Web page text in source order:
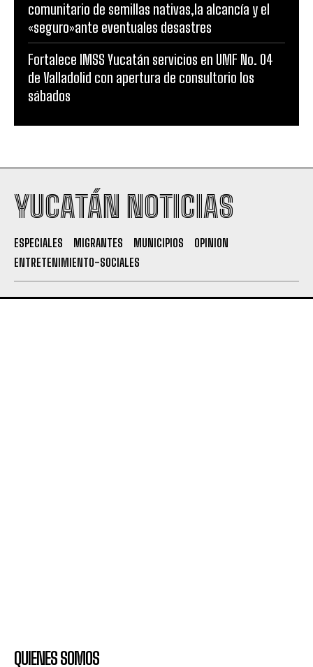
comunitario de semillas nativas,la alcancía y el
«seguro»ante eventuales desastres
Fortalece IMSS Yucatán servicios en UMF No. 04
de Valladolid con apertura de consultorio los
sábados
YUCATÁN NOTICIAS
ESPECIALES MIGRANTES MUNICIPIOS
OPINION
ENTRETENIMIENTO-SOCIALES
QUIENES SOMOS